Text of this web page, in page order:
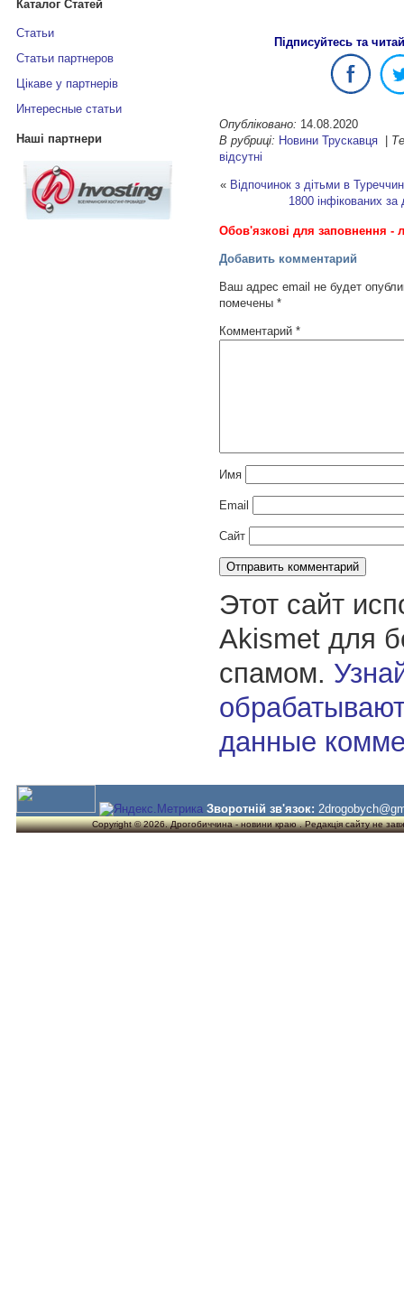
Каталог Статей
Статьи
Статьи партнеров
Цікаве у партнерів
Интересные статьи
Наші партнери
Підписуйтесь та
Опубліковано: 14.08.2020
В рубриці: Новини Трускавця|
відсутні
« Відпочинок з дітьми в
1800 інфікованих
Обов'язкові для заповнення -
Добавить комментарий
Ваш адрес email не будет
помечены *
Комментарий *
Имя
Email
Сайт
Этот сайт
Akismet для
спамом.
данные
Зворотній зв'язок:
Copyright © 2026. Дрогобиччина - новини краю . Редакція сайту не